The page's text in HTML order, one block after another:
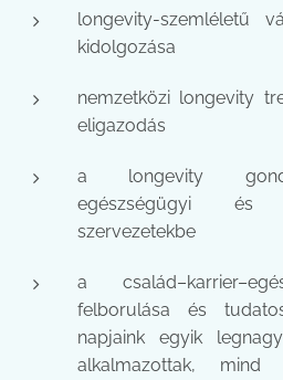
longevity-szemléletű
kidolgozása
nemzetközi longevity
eligazodás
a longevity
egészségügyi és
szervezetekbe
a
felborulása és
napjaink egyik
alkalmazottak,